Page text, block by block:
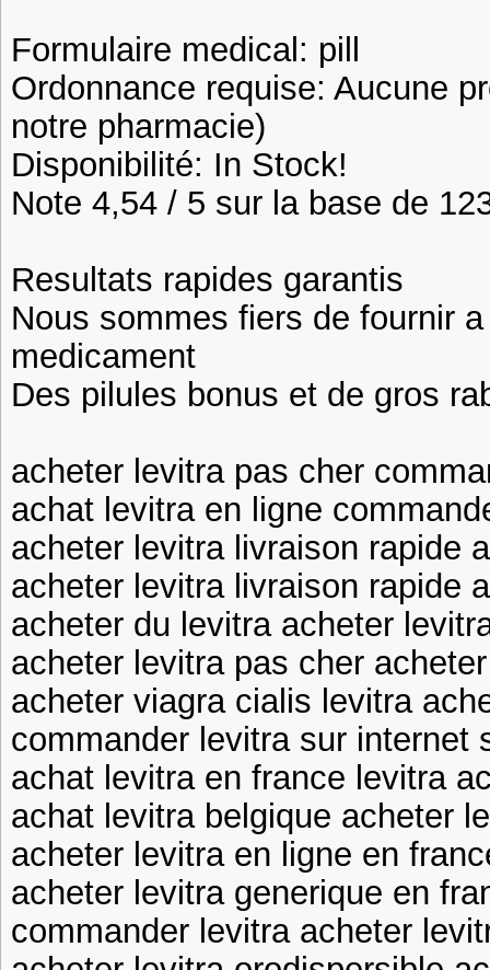
Formulaire medical: pill
Ordonnance requise: Aucune
notre pharmacie)
Disponibilité: In Stock!
Note 4,54 / 5 sur la base de
Resultats rapides garantis
Nous sommes fiers de fournir
medicament
Des pilules bonus et de gros
acheter levitra pas cher
achat levitra en ligne
acheter levitra livraison rapide
acheter levitra livraison rapide
acheter du levitra acheter
acheter levitra pas cher
acheter viagra cialis levitra
commander levitra sur internet
achat levitra en france levitra
achat levitra belgique acheter
acheter levitra en ligne en
acheter levitra generique en
commander levitra acheter